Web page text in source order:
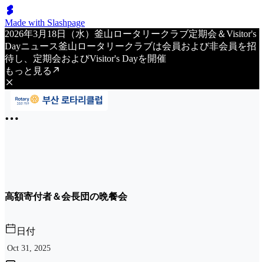
Made with Slashpage
2026年3月18日（水）釜山ロータリークラブ定期会＆Visitor's
Dayニュース釜山ロータリークラブは会員および非会員を招
待し、定期会およびVisitor's Dayを開催
もっと見る
高額寄付者＆会長団の晩餐会
日付
Oct 31, 2025